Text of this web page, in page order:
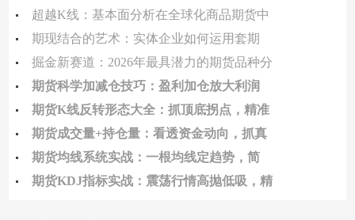
超越K线：基本面分析在全球化商品期货中
期现结合的艺术：实体企业如何运用套期
掘金新赛道：2026年最具潜力的期货品种分
期货科学加减仓技巧：盈利加仓放大利润
期货K线反转形态大全：抓顶底拐点，精准
期货成交量+持仓量：看透资金动向，抓真
期货均线系统实战：一根均线定趋势，简
期货KDJ指标实战：震荡行情高抛低吸，精